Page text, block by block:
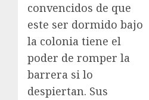
convencidos de que
este ser dormido bajo
la colonia tiene el
poder de romper la
barrera si lo
despiertan. Sus